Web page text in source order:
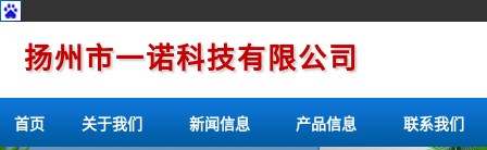
扬州市一诺科技有限公司
首页 关于我们 新闻信息 产品信息 联系我们